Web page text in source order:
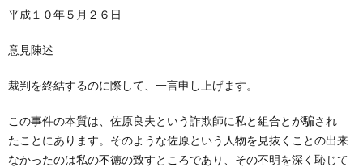
平成１０年５月２６日
意見陳述
裁判を終結するのに際して、一言申し上げます。
この事件の本質は、佐原良夫という詐欺師に私と組合とが騙され
たことにあります。そのような佐原という人物を見抜くことの出来
なかったのは私の不徳の致すところであり、その不明を深く恥じて